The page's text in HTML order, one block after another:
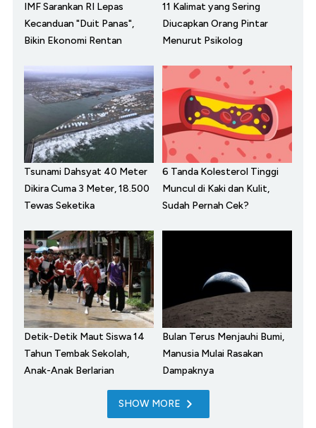
IMF Sarankan RI Lepas
Kecanduan "Duit Panas",
Bikin Ekonomi Rentan
11 Kalimat yang Sering
Diucapkan Orang Pintar
Menurut Psikolog
Tsunami Dahsyat 40 Meter
Dikira Cuma 3 Meter, 18.500
Tewas Seketika
6 Tanda Kolesterol Tinggi
Muncul di Kaki dan Kulit,
Sudah Pernah Cek?
Detik-Detik Maut Siswa 14
Tahun Tembak Sekolah,
Anak-Anak Berlarian
Bulan Terus Menjauhi Bumi,
Manusia Mulai Rasakan
Dampaknya
SHOW MORE